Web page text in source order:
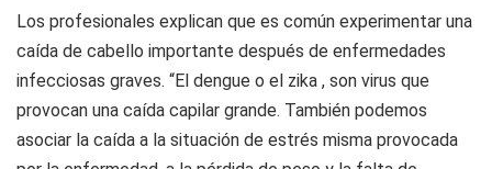
Los profesionales explican que es común experimentar una
caída de cabello importante después de enfermedades
infecciosas graves. “El dengue o el zika , son virus que
provocan una caída capilar grande. También podemos
asociar la caída a la situación de estrés misma provocada